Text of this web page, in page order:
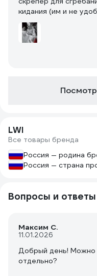
кидания (им и не
Поэтому на лопатах-
черенки 28-32мм. А
скреперах 18-22мм
LWI
Все товары бренда
Россия — родина
Россия — страна
Вопросы и
Максим С.
11.01.2026
Добрый день! Можно
отдельно?